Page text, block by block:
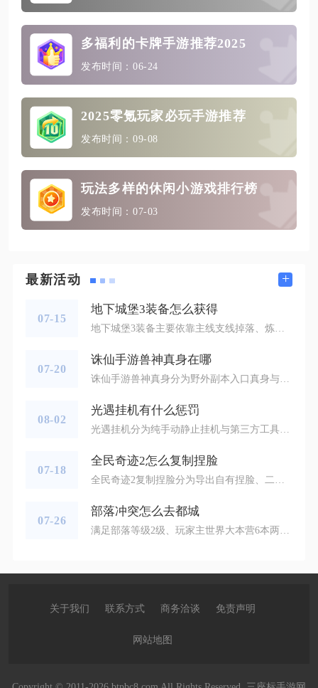
多福利的卡牌手游推荐2025
发布时间：06-24
2025零氪玩家必玩手游推荐
发布时间：09-08
玩法多样的休闲小游戏排行榜
发布时间：07-03
最新活动 +
07-15
地下城堡3装备怎么获得
07-20
诛仙手游兽神真身在哪
08-02
光遇挂机有什么惩罚
07-18
全民奇迹2怎么复制捏脸
07-26
部落冲突怎么去都城
关于我们 联系方式 商务洽谈 免责声明
网站地图